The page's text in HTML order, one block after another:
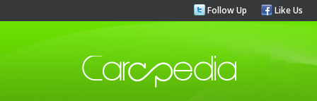
Follow Up Like Us